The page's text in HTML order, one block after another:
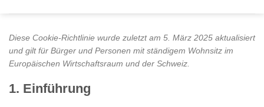
Diese Cookie-Richtlinie wurde zuletzt am 5. März 2025 aktualisiert
und gilt für Bürger und Personen mit ständigem Wohnsitz im
Europäischen Wirtschaftsraum und der Schweiz.
1. Einführung